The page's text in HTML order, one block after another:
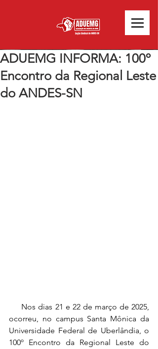
ADUEMG INFORMA: 100º
Encontro da Regional Leste
do ANDES-SN
ocorreu, no campus Santa Mônica da
Universidade Federal de Uberlândia, o
100º Encontro da Regional Leste do